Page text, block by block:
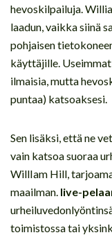
hevoskilpailuja.
laadun, vaikka siinä
pohjaisen
käyttäjille.
ilmaisia, mutta
puntaa) katsoaksesi.
Sen lisäksi, että ne
vain katsoa suoraa
WillIam Hill,
maailman. live-
toimistossa tai